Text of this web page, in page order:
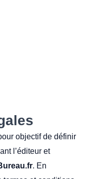
objectif de définir
l’éditeur et
. En